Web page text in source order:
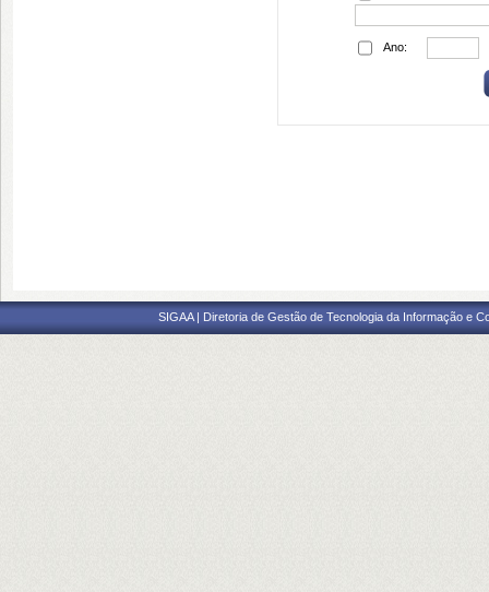
Ano:
SIGAA | Diretoria de Gestão de Tecnologia da Informação e